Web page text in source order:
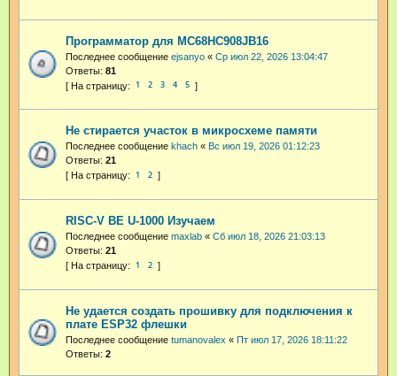
Программатор для MC68HC908JB16
Последнее сообщение ejsanyo « Ср июл 22, 2026 13:04:47
Ответы: 81
1 2 3 4 5
Не стирается участок в микросхеме памяти
Последнее сообщение khach « Вс июл 19, 2026 01:12:23
Ответы: 21
1 2
RISC-V BE U-1000 Изучаем
Последнее сообщение maxlab « Сб июл 18, 2026 21:03:13
Ответы: 21
1 2
Не удается создать прошивку для подключения к
плате ESP32 флешки
Последнее сообщение tumanovalex « Пт июл 17, 2026 18:11:22
Ответы: 2